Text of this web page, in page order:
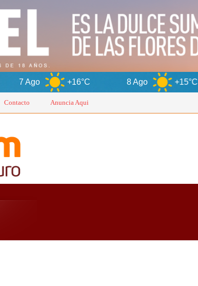
+16°C 8 Ago +15°C 9 Ago
Contacto Anuncia Aqui